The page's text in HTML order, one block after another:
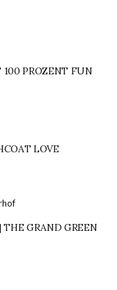
100 PROZENT FUN
LOVE
GRAND GREEN